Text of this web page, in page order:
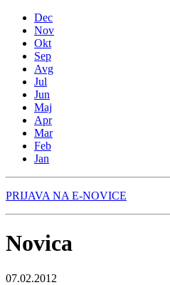
Dec
Nov
Okt
Sep
Avg
Jul
Jun
Maj
Apr
Mar
Feb
Jan
PRIJAVA NA E-NOVICE
Novica
07.02.2012